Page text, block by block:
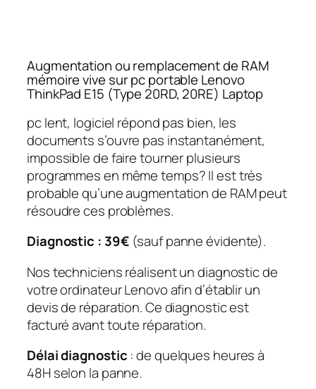
Augmentation ou remplacement de RAM
mémoire vive sur pc portable Lenovo
ThinkPad E15 (Type 20RD, 20RE) Laptop
pc lent, logiciel répond pas bien, les
documents s’ouvre pas instantanément,
impossible de faire tourner plusieurs
programmes en même temps? Il est très
probable qu’une augmentation de RAM peut
résoudre ces problèmes.
Diagnostic : 39€ (sauf panne évidente).
Nos techniciens réalisent un diagnostic de
votre ordinateur Lenovo afin d’établir un
devis de réparation. Ce diagnostic est
facturé avant toute réparation.
Délai diagnostic : de quelques heures à
48H selon la panne.